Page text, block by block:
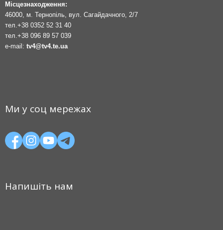
Місцезнаходження:
46000, м. Тернопіль, вул. Сагайдачного, 2/7
тел.+38 0352 52 31 40
тел.+38 096 89 57 039
e-mail: tv4@tv4.te.ua
Ми у соц мережах
Напишіть нам